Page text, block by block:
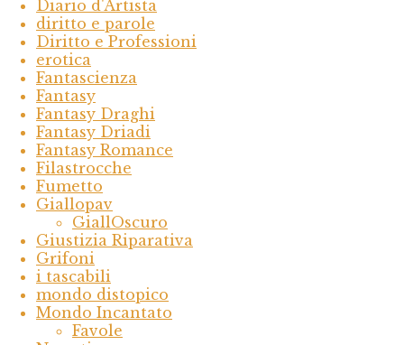
Diario d'Artista
diritto e parole
Diritto e Professioni
erotica
Fantascienza
Fantasy
Fantasy Draghi
Fantasy Driadi
Fantasy Romance
Filastrocche
Fumetto
Giallopav
GiallOscuro
Giustizia Riparativa
Grifoni
i tascabili
mondo distopico
Mondo Incantato
Favole